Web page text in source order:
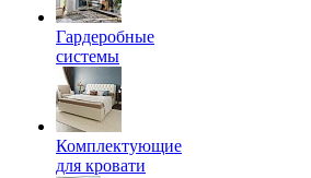
Гардеробные
системы
Комплектующие
для кровати